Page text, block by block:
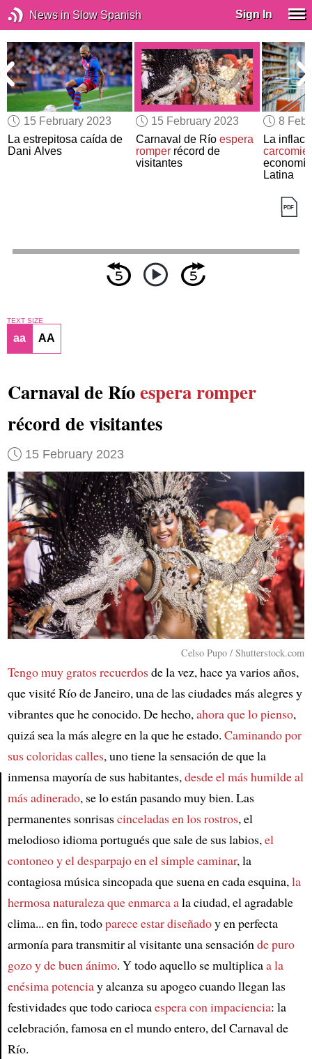
News in Slow Spanish Sign In
15 February 2023
La estrepitosa caída de
Dani Alves
15 February 2023
Carnaval de Río espera
romperrécord de
visitantes
8
La
Latina
TEXT SIZE
aa AA
Carnaval de Ríoespera romper
récord de visitantes
15 February 2023
Celso Pupo / Shutterstock.com
Tengo muy gratos recuerdosde la vez, hace ya varios años,
que visité Río de Janeiro, una de las ciudades más alegres y
vibrantes que he conocido. De hecho,ahora que lo pienso,
quizá sea la más alegre en la que he estado. Caminando por
sus coloridas calles, uno tiene la sensación de que la
inmensa mayoría de sus habitantes,desde el más humilde al
más adinerado, se lo están pasando muy bien. Las
permanentes sonrisascinceladas en los rostros, el
melodioso idioma portugués que sale de sus labios,el
contoneo y el desparpajo en el simple caminar, la
contagiosa música sincopada que suena en cada esquina,la
hermosa naturaleza que enmarca ala ciudad, el agradable
clima... en fin, todoparece estar diseñadoy en perfecta
armonía para transmitir al visitante una sensaciónde puro
gozo y de buen ánimo. Y todo aquello se multiplicaa la
enésima potenciay alcanza su apogeo cuando llegan las
festividades que todo cariocaespera con impaciencia: la
celebración, famosa en el mundo entero, del Carnaval de
Río.